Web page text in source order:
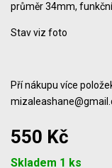
průměr 34mm,
Stav viz foto
Pří nákupu více
550 Kč
Skladem 1 ks